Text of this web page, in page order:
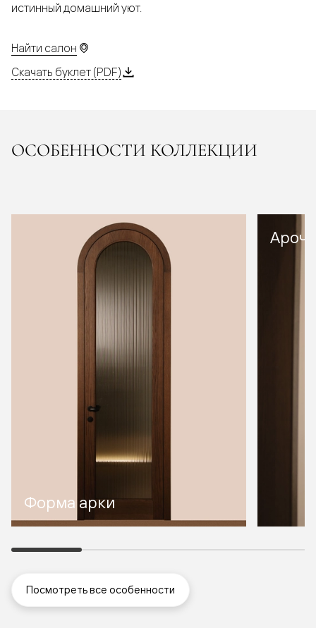
истинный домашний уют.
Найти салон
Скачать буклет (PDF)
ОСОБЕННОСТИ КОЛЛЕКЦИИ
Форма арки
Посмотреть все особенности